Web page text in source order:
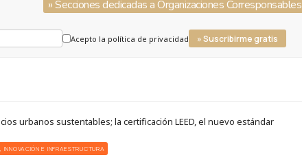
» Secciones dedicadas a Organizaciones Corresponsables
Acepto la política de privacidad » Suscribirme gratis
urbanos sustentables; la certificación LEED, el nuevo estándar
INNOVACIÓN E INFRAESTRUCTURA